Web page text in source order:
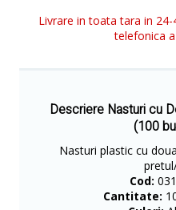
Livrare in toata tara in
telefonica
Descriere Nasturi cu
(100
Nasturi plastic cu
Cod:
Cantitate: